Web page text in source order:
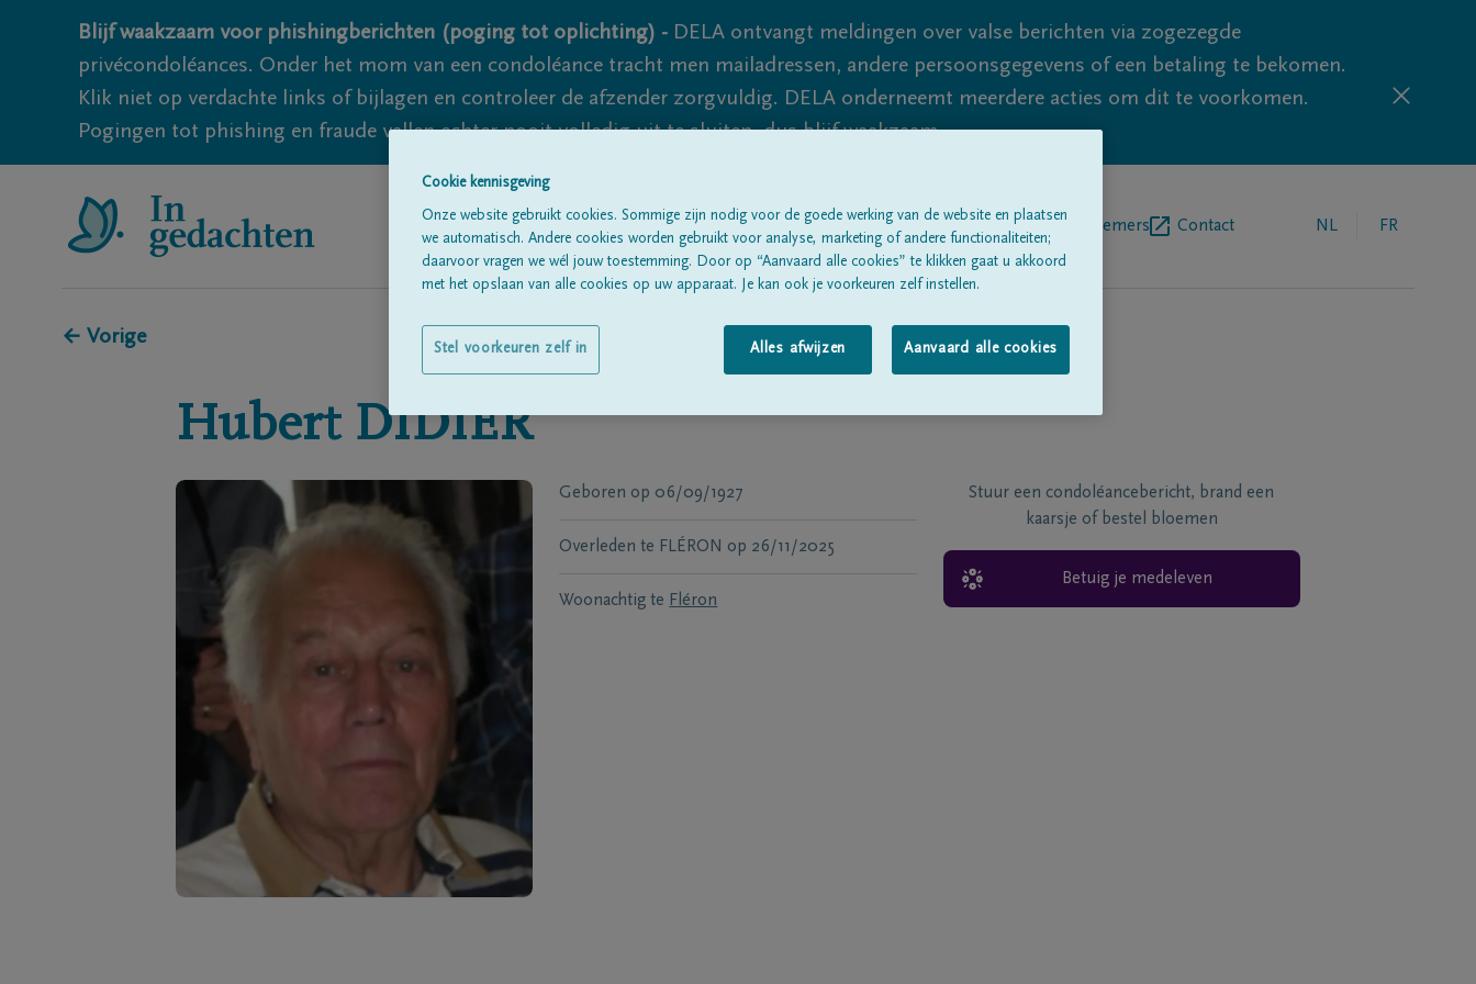
Blijf waakzaam voor phishingberichten (poging tot oplichting) - DELA ontvangt meldingen over valse berichten via zogezegde
privécondoléances. Onder het mom van een condoléance tracht men mailadressen, andere persoonsgegevens of een betaling te bekomen.
Klik niet op verdachte links of bijlagen en controleer de afzender zorgvuldig. DELA onderneemt meerdere acties om dit te voorkomen.
Pogingen tot phishing en fraude vallen echter nooit volledig uit te sluiten, dus blijf waakzaam.
Alle rouwberichten Begrafenisondernemers Contact NL FR
← Vorige
Hubert DIDIER
Geboren op 06/09/1927
Overleden te FLÉRON op 26/11/2025
Woonachtig te Fléron
Stuur een condoléancebericht, brand een
kaarsje of bestel bloemen
Betuig je medeleven
Cookie kennisgeving
Onze website gebruikt cookies. Sommige zijn nodig voor de goede werking van de website en plaatsen
we automatisch. Andere cookies worden gebruikt voor analyse, marketing of andere functionaliteiten;
daarvoor vragen we wél jouw toestemming. Door op “Aanvaard alle cookies” te klikken gaat u akkoord
met het opslaan van alle cookies op uw apparaat. Je kan ook je voorkeuren zelf instellen.
Alles afwijzen Aanvaard alle cookies
Stel voorkeuren zelf in